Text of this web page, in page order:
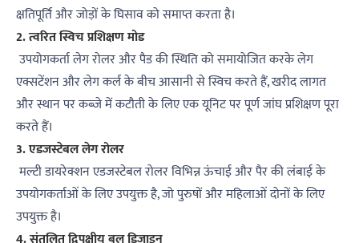
क्षतिपूर्ति और जोड़ों के घिसाव को समाप्त करता है।
2. त्वरित स्विच प्रशिक्षण मोड
उपयोगकर्ता लेग रोलर और पैड की स्थिति को समायोजित करके लेग
एक्सटेंशन और लेग कर्ल के बीच आसानी से स्विच करते हैं, खरीद लागत
और स्थान पर कब्जे में कटौती के लिए एक यूनिट पर पूर्ण जांघ प्रशिक्षण पूरा
करते हैं।
3. एडजस्टेबल लेग रोलर
मल्टी डायरेक्शन एडजस्टेबल रोलर विभिन्न ऊंचाई और पैर की लंबाई के
उपयोगकर्ताओं के लिए उपयुक्त है, जो पुरुषों और महिलाओं दोनों के लिए
उपयुक्त है।